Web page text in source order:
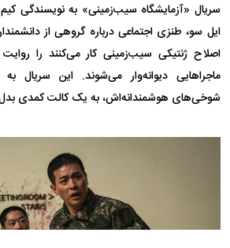
سریال «آزمایشگاه سیب‌زمینی» به نویسندگی
ایل سو، طنزی اجتماعی درباره گروهی از
اصلاح ژنتیکی سیب‌زمینی کار می‌کنند را
ماجرا‌هایی دیوانه‌وار می‌شوند. این سریال
شوخی‌های هوشمندانه‌اش، به یک کالت کمدی